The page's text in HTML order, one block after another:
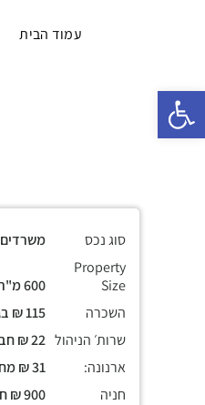
פתח סרגל נגישות
עמוד הבית
סוג נכס
משרדים
Property
Size
השכרה
שרות׳ הניהול
ארנונה:
חניה